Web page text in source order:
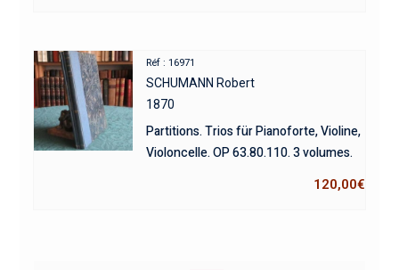
Réf : 16971
SCHUMANN Robert
1870
Partitions. Trios für Pianoforte, Violine,
Violoncelle. OP 63.80.110. 3 volumes.
120,00€